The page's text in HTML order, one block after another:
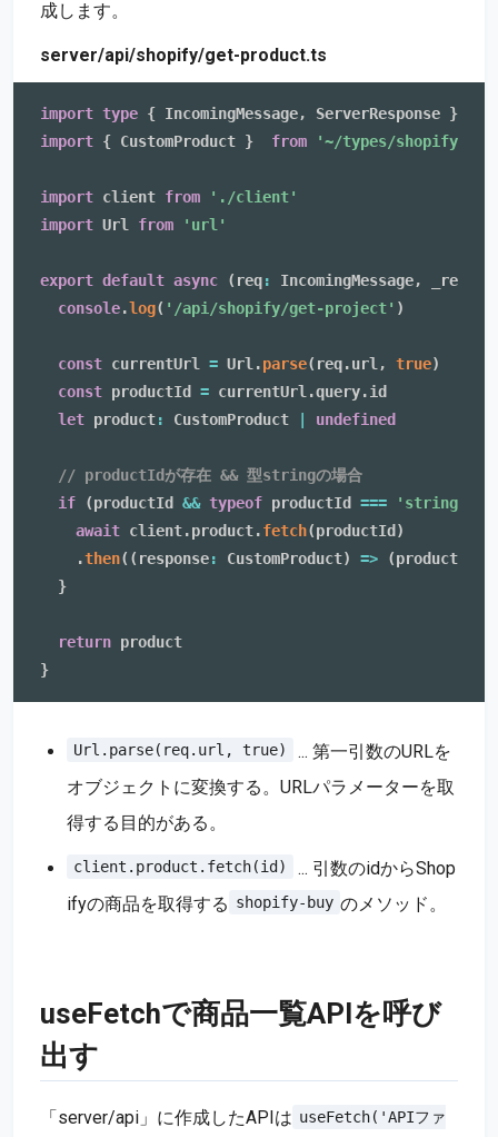
成します。
server/api/shopify/get-product.ts
import type { IncomingMessage, ServerResponse }
import { CustomProduct } from '~/types/shopify'
import client from
'./client'
import Url from 'url'
export default async ( req: IncomingMessage, _res
console.log( '/api/shopify/get-project' )
const currentUrl = Url .parse( req.url , true)
const productId = currentUrl .query.id
let product: CustomProduct undefined
// productIdが存在 && 型stringの場合
if
(productId && typeof productId === 'string'
await client.product.fetch(productId )
.then( ( response: CustomProduct) => (product
}
return
}
Url.parse(req.url, true)
... 第一引数のURLを
オブジェクトに変換する。URLパラメーターを取
得する目的がある。
client.product.fetch(id)
... 引数のidからShop
ifyの商品を取得する shopify-buy のメソッド。
useFetchで商品一覧APIを呼び
出す
「server/api」に作成したAPIは useFetch('APIファ